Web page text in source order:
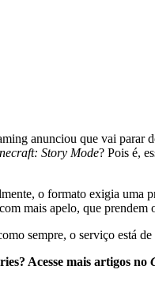
anunciou que vai parar
Story Mode? Pois é,
o formato exigia
mais apelo, que
sempre, o serviço está
Acesse mais artigos no